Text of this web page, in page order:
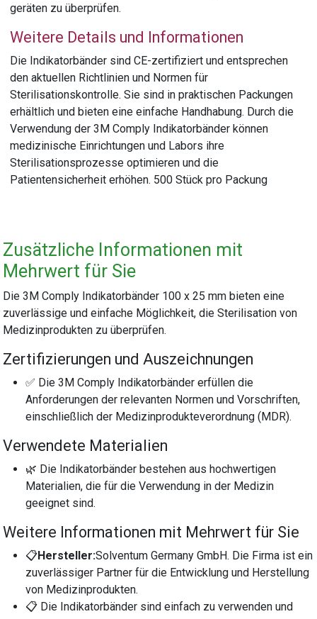
geräten zu überprüfen.
Weitere Details und Informationen
Die Indikatorbänder sind CE-zertifiziert und entsprechen
den aktuellen Richtlinien und Normen für
Sterilisationskontrolle. Sie sind in praktischen Packungen
erhältlich und bieten eine einfache Handhabung. Durch die
Verwendung der 3M Comply Indikatorbänder können
medizinische Einrichtungen und Labors ihre
Sterilisationsprozesse optimieren und die
Patientensicherheit erhöhen. 500 Stück pro Packung
Zusätzliche Informationen mit
Mehrwert für Sie
Die 3M Comply Indikatorbänder 100 x 25 mm bieten eine
zuverlässige und einfache Möglichkeit, die Sterilisation von
Medizinprodukten zu überprüfen.
Zertifizierungen und Auszeichnungen
✅ Die 3M Comply Indikatorbänder erfüllen die
Anforderungen der relevanten Normen und Vorschriften,
einschließlich der Medizinprodukteverordnung (MDR).
Verwendete Materialien
🌿 Die Indikatorbänder bestehen aus hochwertigen
Materialien, die für die Verwendung in der Medizin
geeignet sind.
Weitere Informationen mit Mehrwert für Sie
📋Hersteller:Solventum Germany GmbH. Die Firma ist ein
zuverlässiger Partner für die Entwicklung und Herstellung
von Medizinprodukten.
📋 Die Indikatorbänder sind einfach zu verwenden und